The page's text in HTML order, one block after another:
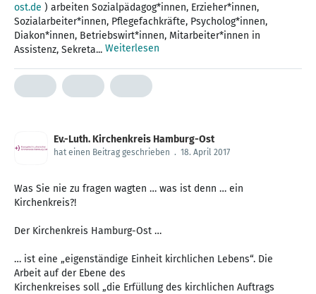
ost.de ) arbeiten Sozialpädagog*innen, Erzieher*innen,
Sozialarbeiter*innen, Pflegefachkräfte, Psycholog*innen,
Diakon*innen, Betriebswirt*innen, Mitarbeiter*innen in
Assistenz, Sekreta... Weiterlesen
Ev.-Luth. Kirchenkreis Hamburg-Ost
hat einen Beitrag geschrieben . 18. April 2017
Was Sie nie zu fragen wagten … was ist denn … ein
Kirchenkreis?!
Der Kirchenkreis Hamburg-Ost …
… ist eine „eigenständige Einheit kirchlichen Lebens“. Die
Arbeit auf der Ebene des
Kirchenkreises soll „die Erfüllung des kirchlichen Auftrags